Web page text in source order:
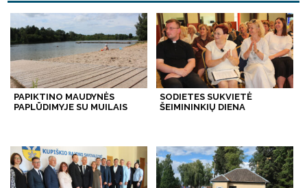
PAPIKTINO MAUDYNĖS
PAPLŪDIMYJE SU MUILAIS
SODIETES SUKVIETĖ
ŠEIMININKIŲ DIENA